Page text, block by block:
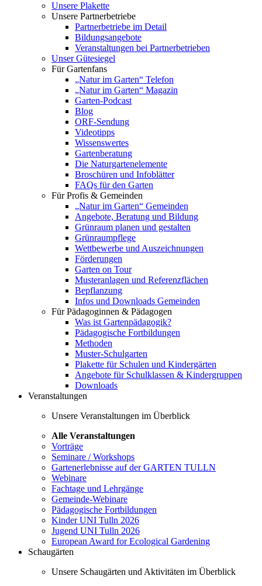
Unsere Plakette
Unsere Partnerbetriebe
Partnerbetriebe im Detail
Bildungsangebote
Veranstaltungen bei Partnerbetrieben
Unser Gütesiegel
Für Gartenfans
„Natur im Garten“ Telefon
„Natur im Garten“ Magazin
Garten-Podcast
Blog
ORF-Sendung
Videotipps
Wissenswertes
Gartenberatung
Die Naturgartenelemente
Broschüren und Infoblätter
FAQs für den Garten
Für Profis & Gemeinden
„Natur im Garten“ Gemeinden
Angebote, Beratung und Bildung
Grünraum planen und gestalten
Grünraumpflege
Wettbewerbe und Auszeichnungen
Förderungen
Garten on Tour
Musteranlagen und Referenzflächen
Bepflanzung
Infos und Downloads Gemeinden
Für Pädagoginnen & Pädagogen
Was ist Gartenpädagogik?
Pädagogische Fortbildungen
Methoden
Muster-Schulgarten
Plakette für Schulen und Kindergärten
Angebote für Schulklassen & Kindergruppen
Downloads
Veranstaltungen
Unsere Veranstaltungen im Überblick
Alle Veranstaltungen
Vorträge
Seminare / Workshops
Gartenerlebnisse auf der GARTEN TULLN
Webinare
Fachtage und Lehrgänge
Gemeinde-Webinare
Pädagogische Fortbildungen
Kinder UNI Tulln 2026
Jugend UNI Tulln 2026
European Award for Ecological Gardening
Schaugärten
Unsere Schaugärten und Aktivitäten im Überblick